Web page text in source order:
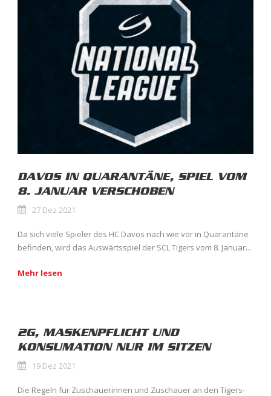
DAVOS IN QUARANTÄNE, SPIEL VOM
8. JANUAR VERSCHOBEN
27 Dez 2021
Da sich viele Spieler des HC Davos nach wie vor in Quarantäne
befinden, wird das Auswärtsspiel der SCL Tigers vom 8. Januar...
Mehr lesen
2G, MASKENPFLICHT UND
KONSUMATION NUR IM SITZEN
19 Dez 2021
Die Regeln für Zuschauerinnen und Zuschauer an den Tigers-